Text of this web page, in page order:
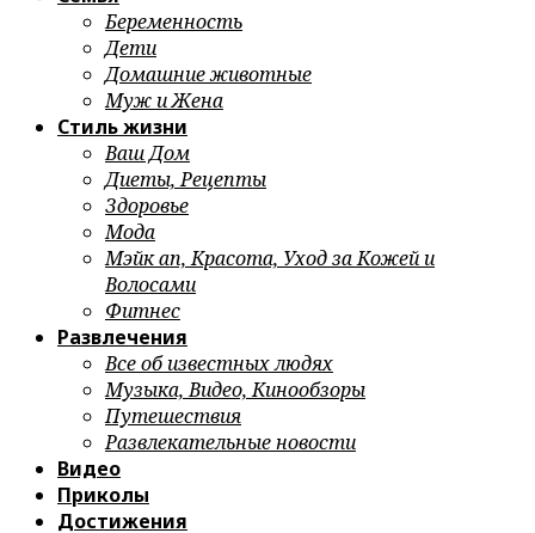
Беременность
Дети
Домашние животные
Муж и Жена
Стиль жизни
Ваш Дом
Диеты, Рецепты
Здоровье
Мода
Мэйк ап, Красота, Уход за Кожей и
Волосами
Фитнес
Развлечения
Все об известных людях
Музыка, Видео, Кинообзоры
Путешествия
Развлекательные новости
Видео
Приколы
Достижения